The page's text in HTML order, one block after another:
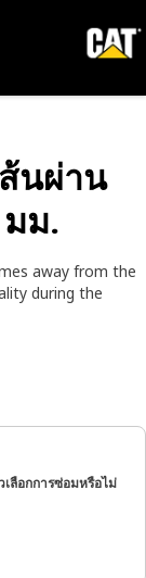
นผ่าน
มม.
away from the
during the
ลือกการซ่อมหรือไม่